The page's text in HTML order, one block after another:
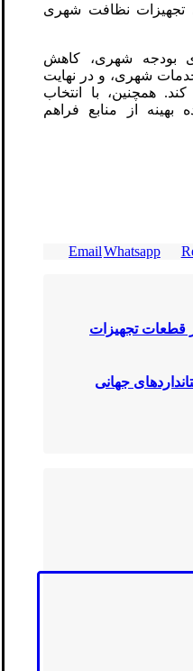
تجهیزات نظافت شهری
بودجه شهری، کاهش
شهری، و در نهایت
همچنین، با انتخاب
بهینه از منابع فراهم
Whatsapp
Email
قطعات تجهیزات
جهانی